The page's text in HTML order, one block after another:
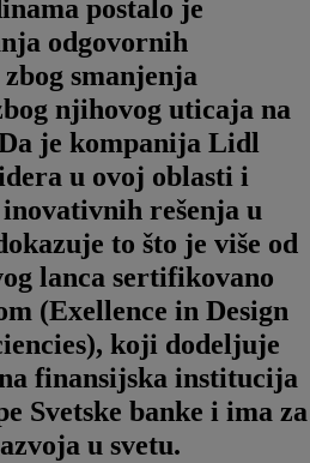
postalo je
odgovornih
smanjenja
njihovog uticaja na
je kompanija Lidl
u ovoj oblasti i
rešenja u
to što je više od
lanca sertifikovano
(Exellence in Design
koji dodeljuje
finansijska institucija
Svetske banke i ima za
u svetu.